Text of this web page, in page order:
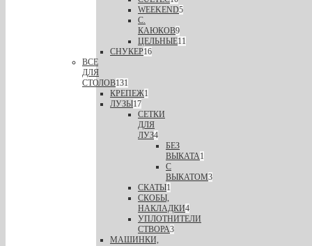
WEEKEND5
С.
КАЮКОВ9
ЦЕЛЬНЫЕ11
СНУКЕР16
ВСЕ
ДЛЯ
СТОЛОВ131
КРЕПЕЖ1
ЛУЗЫ17
СЕТКИ
ДЛЯ
ЛУЗ4
БЕЗ
ВЫКАТА1
С
ВЫКАТОМ3
СКАТЫ1
СКОБЫ,
НАКЛАДКИ4
УПЛОТНИТЕЛИ
СТВОРА3
МАШИНКИ,